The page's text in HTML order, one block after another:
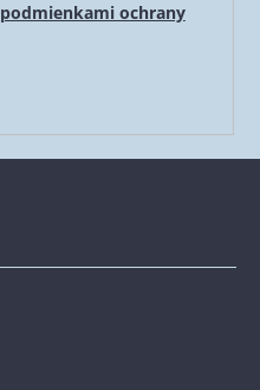
podmienkami ochrany